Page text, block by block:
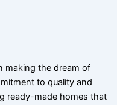
making the dream of
to quality and
ready-made homes that